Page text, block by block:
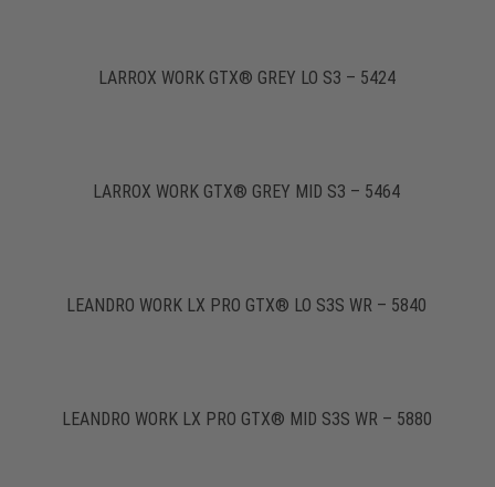
LARROX WORK GTX® GREY LO S3 – 5424
LARROX WORK GTX® GREY MID S3 – 5464
LEANDRO WORK LX PRO GTX® LO S3S WR – 5840
LEANDRO WORK LX PRO GTX® MID S3S WR – 5880